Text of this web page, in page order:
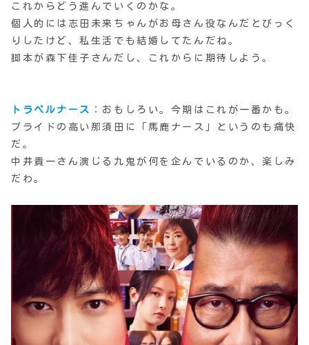
これからどう進んでいくのかな。
個人的には志田未来ちゃんがお母さん役なんだとびっく
りしたけど、私生活でも結婚してたんだね。
脚本が森下佳子さんだし、これからに期待しよう。
トラベルナース
：おもしろい。今期はこれが一番かも。
プライドの高い那須田に「馬鹿ナース」というのも痛快
だ。
中井貴一さん演じる九鬼が何を企んでいるのか、楽しみ
だわ。